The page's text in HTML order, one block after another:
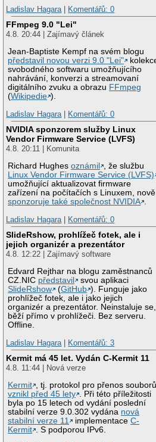
Ladislav Hagara
Komentářů: 0
FFmpeg 9.0 "Lei"
4.8. 20:44 | Zajímavý článek
Jean-Baptiste Kempf na svém blogu
představil novou verzi 9.0 "Lei"
svobodného softwaru umožňujícího
nahrávání, konverzi a streamovaní
digitálního zvuku a obrazu FFmpeg
(Wikipedie ).
Ladislav Hagara
Komentářů: 0
NVIDIA sponzorem služby Linux
Vendor Firmware Service (LVFS)
4.8. 20:11 | Komunita
Richard Hughesoznámil
, že službu
Linux Vendor Firmware Service (LVFS)
umožňující aktualizovat firmware
zařízení na počítačích s Linuxem, nově
sponzoruje také společnost NVIDIA .
Ladislav Hagara | Komentářů: 0
SlideRshow, prohlížeč fotek, ale i
jejich organizér a prezentátor
4.8. 12:22 | Zajímavý software
Edvard Rejthar na blogu zaměstnanců
CZ.NIC představil
svou aplikaci
SlideRshow
(GitHub ). Funguje jako
prohlížeč fotek, ale i jako jejich
organizér a prezentátor. Neinstaluje se,
běží přímo v prohlížeči. Bez serveru.
Offline.
Ladislav Hagara | Komentářů: 3
Kermit má 45 let. Vydán C-Kermit 11
4.8. 11:44 | Nová verze
Kermit , tj. protokol pro přenos
vznikl před 45 lety . Při této příležitosti
byla po 15 letech od vydání poslední
stabilní verze 9.0.302 vydána nová
stabilní verze 11
implementaceC-
Kermit . S podporou IPv6.